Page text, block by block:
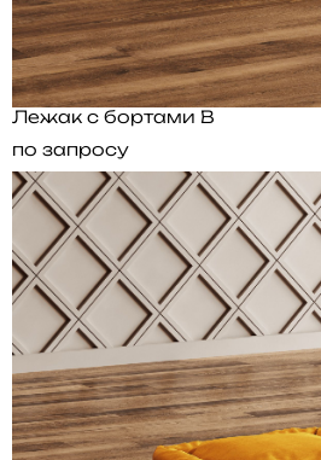
Лежак с бортами B
по запросу